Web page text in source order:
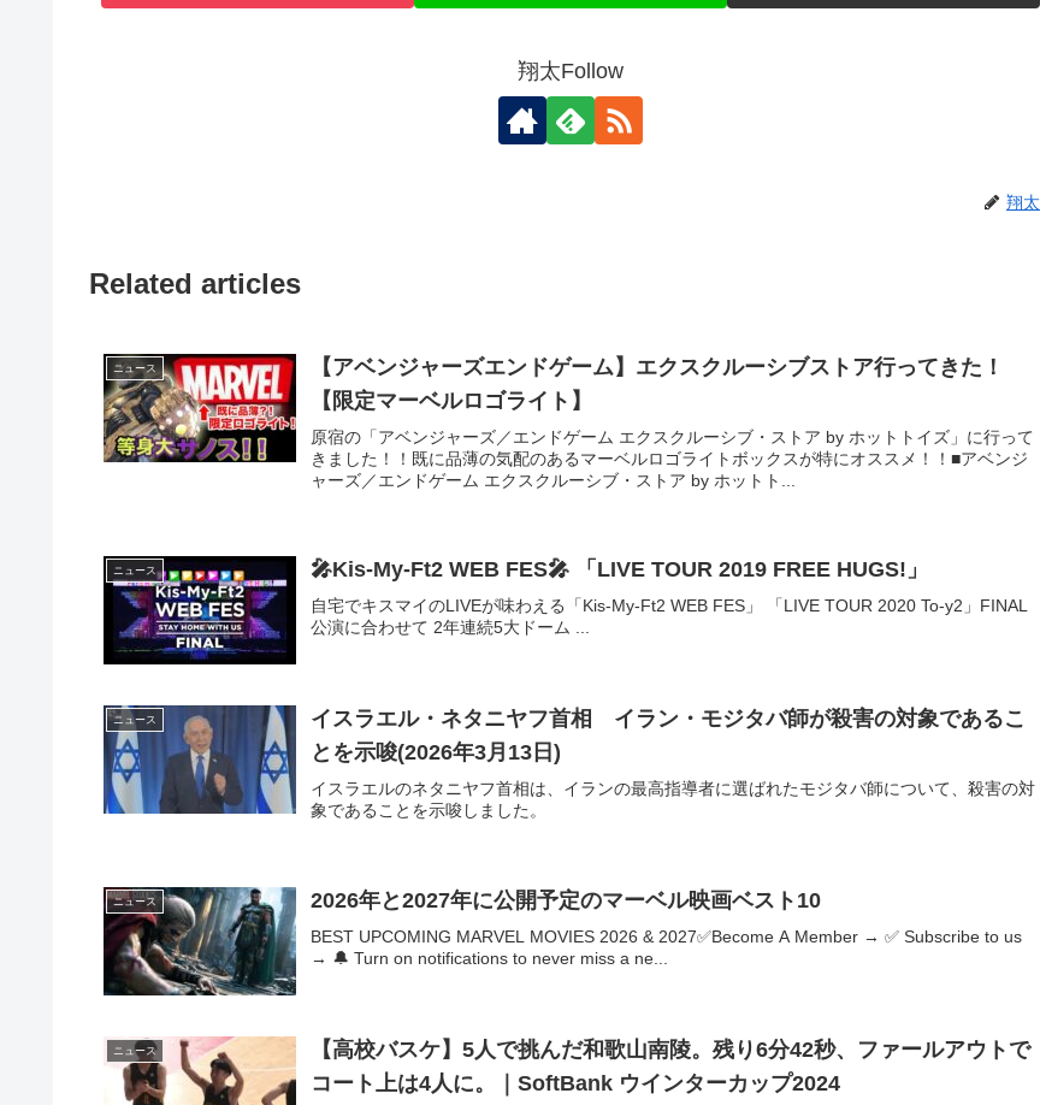
翔太Follow
翔太
Related articles
ニュース
【アベンジャーズエンドゲーム】エクスクルーシブストア行ってきた！
【限定マーベルロゴライト】
原宿の「アベンジャーズ／エンドゲーム エクスクルーシブ・ストア by ホットトイズ」に行って
きました！！既に品薄の気配のあるマーベルロゴライトボックスが特にオススメ！！■アベンジ
ャーズ／エンドゲーム エクスクルーシブ・ストア by ホットト...
ニュース 🎤Kis-My-Ft2 WEB FES🎤 「LIVE TOUR 2019 FREE HUGS!」
自宅でキスマイのLIVEが味わえる「Kis-My-Ft2 WEB FES」 「LIVE TOUR 2020 To-y2」FINAL
公演に合わせて 2年連続5大ドーム ...
ニュース
イスラエル・ネタニヤフ首相 イラン・モジタバ師が殺害の対象であるこ
とを示唆(2026年3月13日)
イスラエルのネタニヤフ首相は、イランの最高指導者に選ばれたモジタバ師について、殺害の対
象であることを示唆しました。
ニュース 2026年と2027年に公開予定のマーベル映画ベスト10
BEST UPCOMING MARVEL MOVIES 2026 & 2027✅Become A Member → ✅ Subscribe to us
→ 🔔 Turn on notifications to never miss a ne...
ニュース
【高校バスケ】5人で挑んだ和歌山南陵。残り6分42秒、ファールアウトで
コート上は4人に。｜SoftBank ウインターカップ2024